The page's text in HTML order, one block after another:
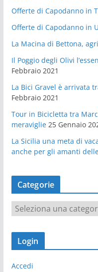
Offerte di Capodanno in
Offerte di Capodanno in
La Macina di Bettona,
Il Poggio degli Olivi
Febbraio 2021
La Bici Gravel è arrivata
Febbraio 2021
Tour in Bicicletta tra
meraviglie 25 Gennaio
La Sicilia una meta di
anche per gli amanti
Categorie
t
o
Login
Accedi